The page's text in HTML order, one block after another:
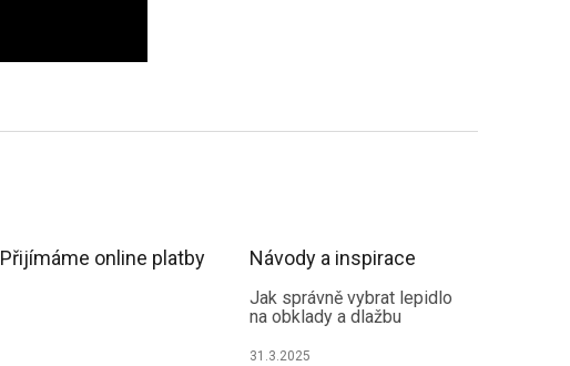
Přijímáme online platby Návody a inspirace
Jak správně vybrat lepidlo
na obklady a dlažbu
31.3.2025